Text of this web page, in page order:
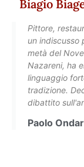
Biagio
Pittore,
un indiscusso
metà del
Nazareni, ha
linguaggio
tradizione.
dibattito
Paolo